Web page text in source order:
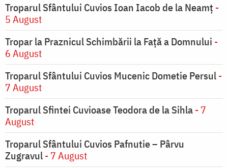
Troparul Sfântului Cuvios Ioan Iacob de la Neamț -
5 August
Tropar la Praznicul Schimbării la Faţă a Domnului -
6 August
Troparul Sfântului Cuvios Mucenic Dometie Persul-
7 August
Troparul Sfintei Cuvioase Teodora de la Sihla- 7
August
Troparul Sfântului Cuvios Pafnutie – Pârvu
Zugravul- 7 August